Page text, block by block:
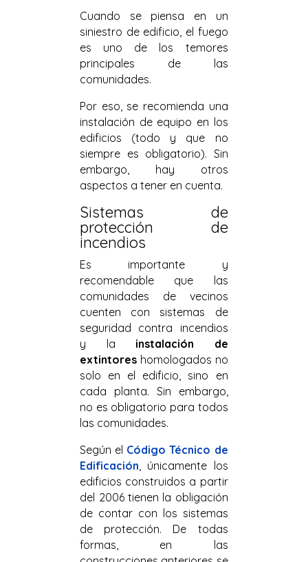
Cuando se piensa en un
siniestro de edificio, el fuego
es uno de los temores
principales de las
comunidades.
Por eso, se recomienda una
instalación de equipo en los
edificios (todo y que no
siempre es obligatorio). Sin
embargo, hay otros
aspectos a tener en cuenta.
Sistemas de
protección de
incendios
Es importante y
recomendable que las
comunidades de vecinos
cuenten con sistemas de
seguridad contra incendios
y la instalación de
extintores homologados no
solo en el edificio, sino en
cada planta. Sin embargo,
no es obligatorio para todos
las comunidades.
Según el Código Técnico de
Edificación , únicamente los
edificios construidos a partir
del 2006 tienen la obligación
de contar con los sistemas
de protección. De todas
formas, en las